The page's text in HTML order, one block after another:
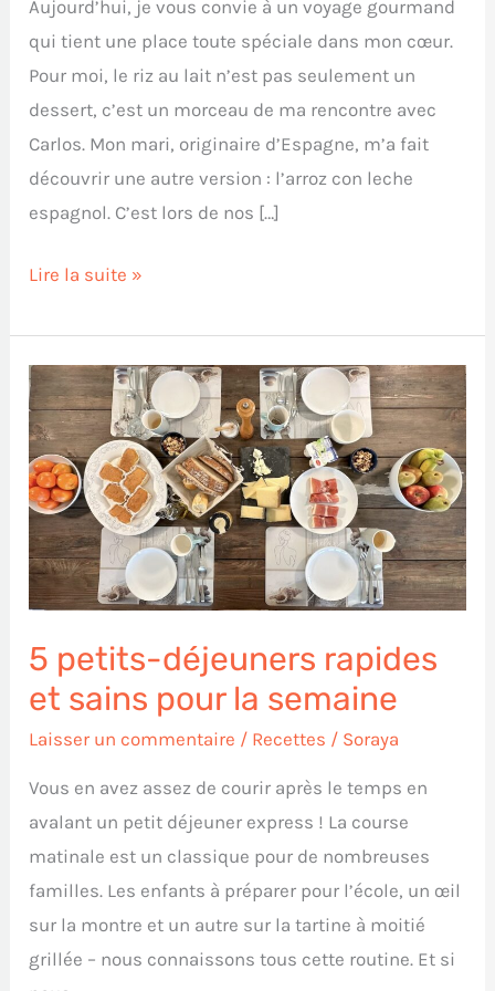
Aujourd’hui, je vous convie à un voyage gourmand
qui tient une place toute spéciale dans mon cœur.
Pour moi, le riz au lait n’est pas seulement un
dessert, c’est un morceau de ma rencontre avec
Carlos. Mon mari, originaire d’Espagne, m’a fait
découvrir une autre version : l’arroz con leche
espagnol. C’est lors de nos […]
traditions
d’antan
Lire la suite »
5 petits-déjeuners rapides
et sains pour la semaine
Laisser un commentaire / Recettes / Soraya
Vous en avez assez de courir après le temps en
avalant un petit déjeuner express ! La course
matinale est un classique pour de nombreuses
familles. Les enfants à préparer pour l’école, un œil
sur la montre et un autre sur la tartine à moitié
grillée – nous connaissons tous cette routine. Et si
5
petits-
déjeuners
rapides
et
sains
pour
semaine